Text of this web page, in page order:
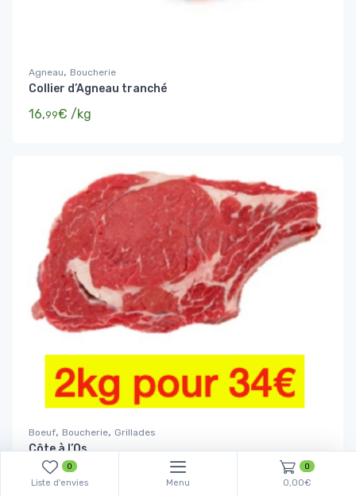
Agneau, Boucherie
Collier d’Agneau tranché
16,99€ /kg
Boeuf, Boucherie, Grillades
Côte à l’Os
99 € /kg
0
Liste d'envies Menu
0
0,00€